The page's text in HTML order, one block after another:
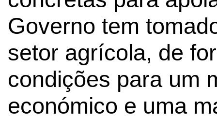
Governo tem
setor agrícola, de
condições para um
económico e uma